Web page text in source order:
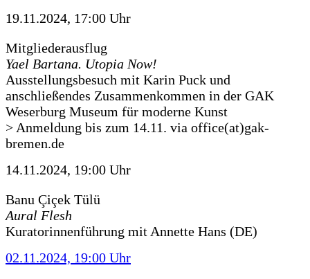
19.11.2024, 17:00 Uhr
Mitgliederausflug
Yael Bartana. Utopia Now!
Ausstellungsbesuch mit Karin Puck und
anschließendes Zusammenkommen in der GAK
Weserburg Museum für moderne Kunst
> Anmeldung bis zum 14.11. via office(at)gak-
bremen.de
14.11.2024, 19:00 Uhr
Banu Çiçek Tülü
Aural Flesh
Kuratorinnenführung mit Annette Hans (DE)
02.11.2024, 19:00 Uhr